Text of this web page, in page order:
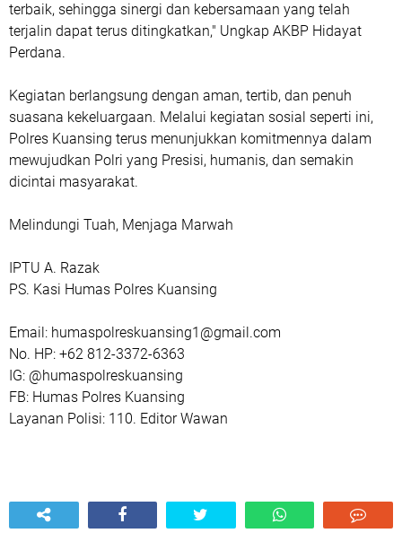
terbaik, sehingga sinergi dan kebersamaan yang telah
terjalin dapat terus ditingkatkan," Ungkap AKBP Hidayat
Perdana.
Kegiatan berlangsung dengan aman, tertib, dan penuh
suasana kekeluargaan. Melalui kegiatan sosial seperti ini,
Polres Kuansing terus menunjukkan komitmennya dalam
mewujudkan Polri yang Presisi, humanis, dan semakin
dicintai masyarakat.
Melindungi Tuah, Menjaga Marwah
IPTU A. Razak
PS. Kasi Humas Polres Kuansing
Email: humaspolreskuansing1@gmail.com
No. HP: +62 812-3372-6363
IG: @humaspolreskuansing
FB: Humas Polres Kuansing
Layanan Polisi: 110. Editor Wawan